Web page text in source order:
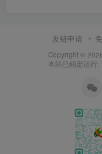
友链申请
Copyright ©
本站已稳定运行